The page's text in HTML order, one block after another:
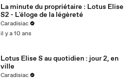
La minute du propriétaire : Lotus Elise
S2 - L'éloge de la légèreté
Caradisiac
il y a 10 ans
Lotus Elise S au quotidien : jour 2, en
ville
Caradisiac